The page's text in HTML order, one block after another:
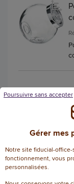
Gérer mes
Notre site fiducial-
fonctionnement, vous
personnalisées.
Poursuivre sans accepter